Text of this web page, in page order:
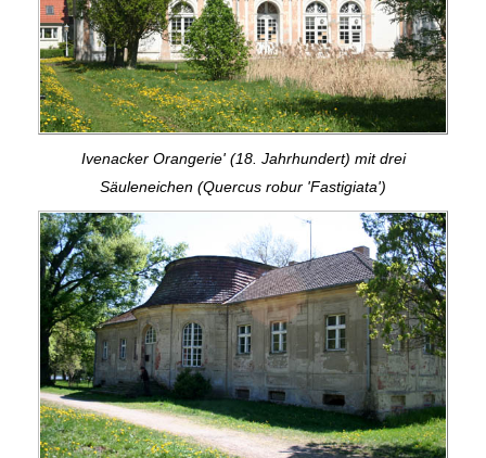
Ivenacker Orangerie' (18. Jahrhundert) mit drei
Säuleneichen (Quercus robur 'Fastigiata')